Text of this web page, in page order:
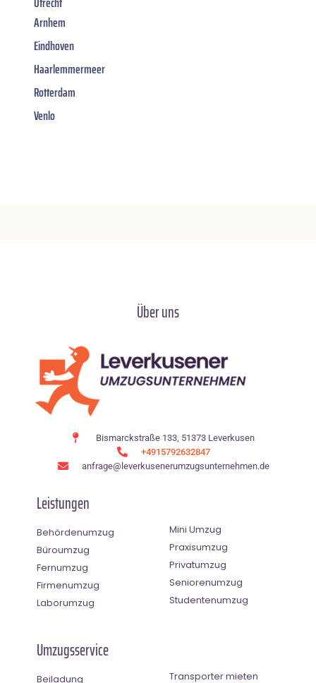
Arnhem
Eindhoven
Haarlemmermeer
Rotterdam
Venlo
Über uns
Bismarckstraße 133, 51373 Leverkusen
+4915792632847
anfrage@leverkusenerumzugsunternehmen.de
Leistungen
Behördenumzug
Büroumzug
Fernumzug
Firmenumzug
Laborumzug
Mini Umzug
Praxisumzug
Privatumzug
Seniorenumzug
Studentenumzug
Umzugsservice
Beiladung Transporter mieten